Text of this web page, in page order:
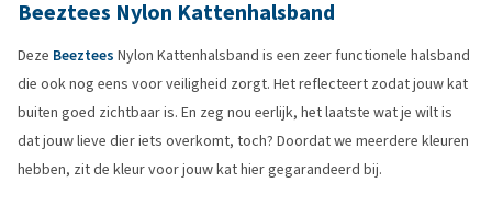
Beeztees Nylon Kattenhalsband
Deze Beeztees Nylon Kattenhalsband is een zeer functionele halsband
die ook nog eens voor veiligheid zorgt. Het reflecteert zodat jouw kat
buiten goed zichtbaar is. En zeg nou eerlijk, het laatste wat je wilt is
dat jouw lieve dier iets overkomt, toch? Doordat we meerdere kleuren
hebben, zit de kleur voor jouw kat hier gegarandeerd bij.